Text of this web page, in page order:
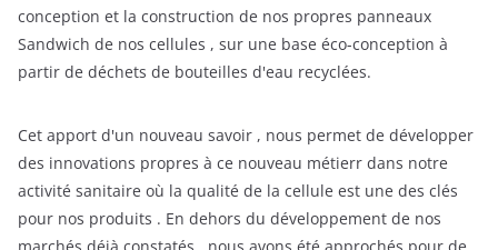
conception et la construction de nos propres panneaux
Sandwich de nos cellules , sur une base éco-conception à
partir de déchets de bouteilles d'eau recyclées.
Cet apport d'un nouveau savoir , nous permet de développer
des innovations propres à ce nouveau métierr dans notre
activité sanitaire où la qualité de la cellule est une des clés
pour nos produits . En dehors du développement de nos